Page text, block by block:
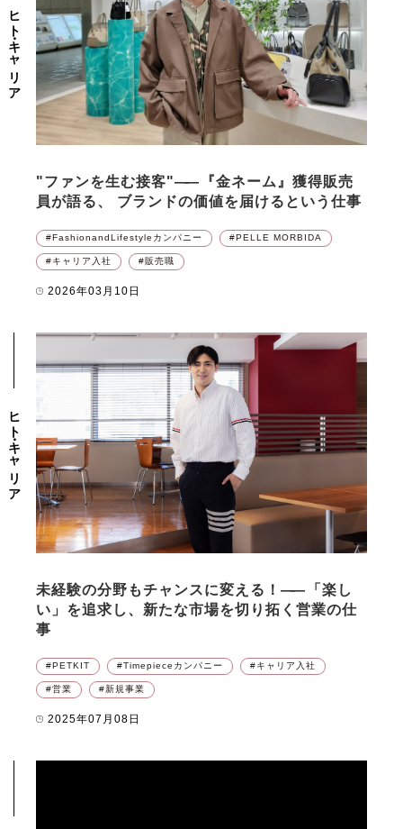
ヒト・キャリア
"ファンを生む接客"――
『金ネーム』獲得販売
員が語る、 ブランドの価値を届けるという仕事
FashionandLifestyleカンパニー PELLE MORBIDA
キャリア入社 販売職
2026年03月10日
ヒト・キャリア
未経験の分野もチャンスに変える！ ――
「楽し
い」を追求し、新たな市場を切り拓く営業の仕
事
PETKIT Timepieceカンパニー キャリア入社
営業 新規事業
2025年07月08日